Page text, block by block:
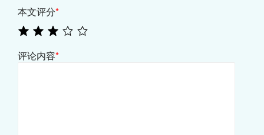
本文评分*
评论内容*